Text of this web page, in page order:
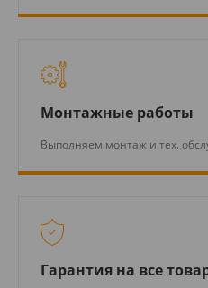
Монтажные работы
Выполняем монтаж и тех.
Гарантия на все